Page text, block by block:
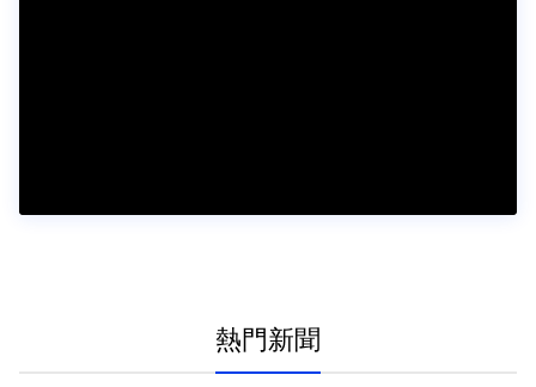
熱門新聞